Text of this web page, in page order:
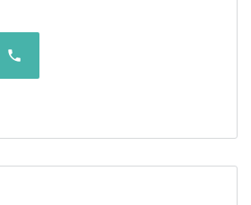
phone